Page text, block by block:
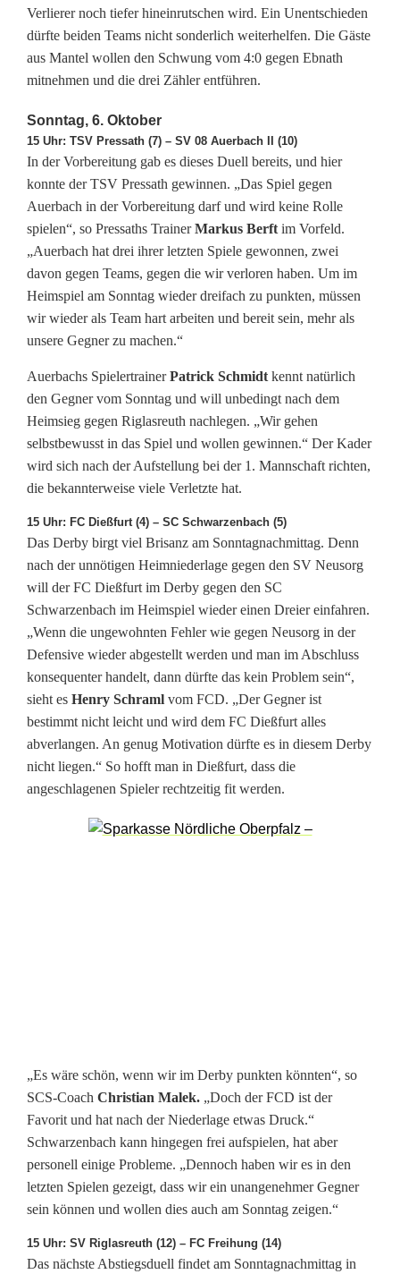
l
s
t
e
i
g
u
n
t
r
F
l
u
t
l
i
c
h
t
Verlierer noch tiefer hineinrutschen wird. Ein Unentschieden
dürfte beiden Teams nicht sonderlich weiterhelfen. Die Gäste
aus Mantel wollen den Schwung vom 4:0 gegen Ebnath
mitnehmen und die drei Zähler entführen.
Sonntag, 6. Oktober
15 Uhr: TSV Pressath (7) – SV 08 Auerbach II (10)
In der Vorbereitung gab es dieses Duell bereits, und hier
konnte der TSV Pressath gewinnen. „Das Spiel gegen
Auerbach in der Vorbereitung darf und wird keine Rolle
spielen“, so Pressaths TrainerMarkus Berft im Vorfeld.
„Auerbach hat drei ihrer letzten Spiele gewonnen, zwei
davon gegen Teams, gegen die wir verloren haben. Um im
Heimspiel am Sonntag wieder dreifach zu punkten, müssen
wir wieder als Team hart arbeiten und bereit sein, mehr als
unsere Gegner zu machen.“
Auerbachs SpielertrainerPatrick Schmidt kennt natürlich
den Gegner vom Sonntag und will unbedingt nach dem
Heimsieg gegen Riglasreuth nachlegen. „Wir gehen
selbstbewusst in das Spiel und wollen gewinnen.“ Der Kader
wird sich nach der Aufstellung bei der 1. Mannschaft richten,
die bekannterweise viele Verletzte hat.
15 Uhr: FC Dießfurt (4) – SC Schwarzenbach (5)
Das Derby birgt viel Brisanz am Sonntagnachmittag. Denn
nach der unnötigen Heimniederlage gegen den SV Neusorg
will der FC Dießfurt im Derby gegen den SC
Schwarzenbach im Heimspiel wieder einen Dreier einfahren.
„Wenn die ungewohnten Fehler wie gegen Neusorg in der
Defensive wieder abgestellt werden und man im Abschluss
konsequenter handelt, dann dürfte das kein Problem sein“,
sieht es Henry Schraml vom FCD. „Der Gegner ist
bestimmt nicht leicht und wird dem FC Dießfurt alles
abverlangen. An genug Motivation dürfte es in diesem Derby
nicht liegen.“ So hofft man in Dießfurt, dass die
angeschlagenen Spieler rechtzeitig fit werden.
„Es wäre schön, wenn wir im Derby punkten könnten“, so
SCS-Coach Christian Malek. „Doch der FCD ist der
Favorit und hat nach der Niederlage etwas Druck.“
Schwarzenbach kann hingegen frei aufspielen, hat aber
personell einige Probleme. „Dennoch haben wir es in den
letzten Spielen gezeigt, dass wir ein unangenehmer Gegner
sein können und wollen dies auch am Sonntag zeigen.“
15 Uhr: SV Riglasreuth (12) – FC Freihung (14)
Das nächste Abstiegsduell findet am Sonntagnachmittag in